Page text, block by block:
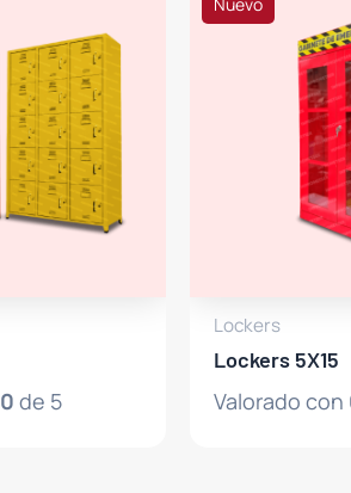
0 de 5
Nuevo
Lockers
Lockers 5X15
Valorado con